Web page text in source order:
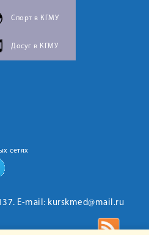
Спорт в КГМУ
Досуг в КГМУ
сетях
E-mail: kurskmed@mail.ru